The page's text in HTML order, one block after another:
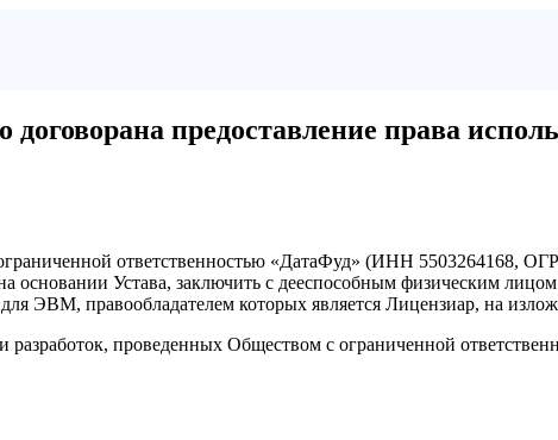
договорана предоставление права
ответственностью «ДатаФуд» (ИНН 5503264168,
основании Устава, заключить с дееспособным физическим
ЭВМ, правообладателем которых является Лицензиар, на
проведенных Обществом с ограниченной